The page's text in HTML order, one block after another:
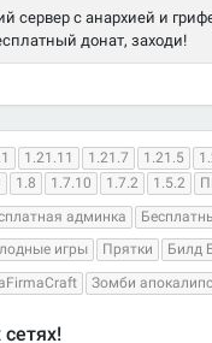
сервер с анархией и
донат, заходи!
1.21.11 1.21.7 1.21.5
1.8 1.7.10 1.7.2 1.5.2
админка
игры Прятки Билд
Зомби